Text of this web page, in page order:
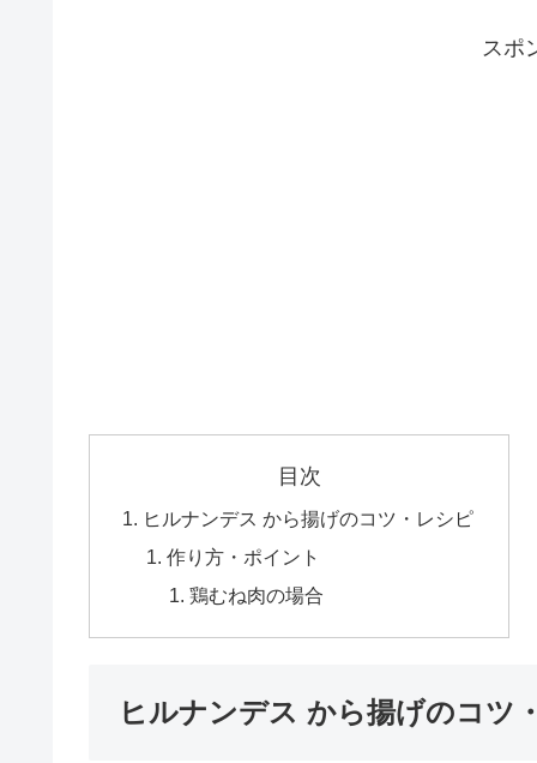
スポ
目次
ヒルナンデス から揚げのコツ・レシピ
作り方・ポイント
鶏むね肉の場合
ヒルナンデス から揚げのコツ